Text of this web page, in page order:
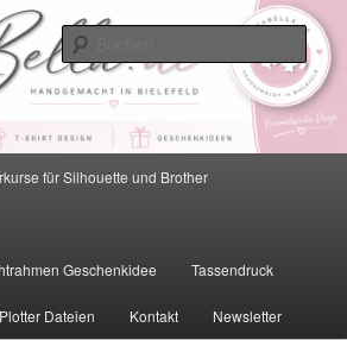
– Handgemacht in
für Silhouette und Brother
Geschenkidee Tassendruck
Dateien Kontakt Newsletter